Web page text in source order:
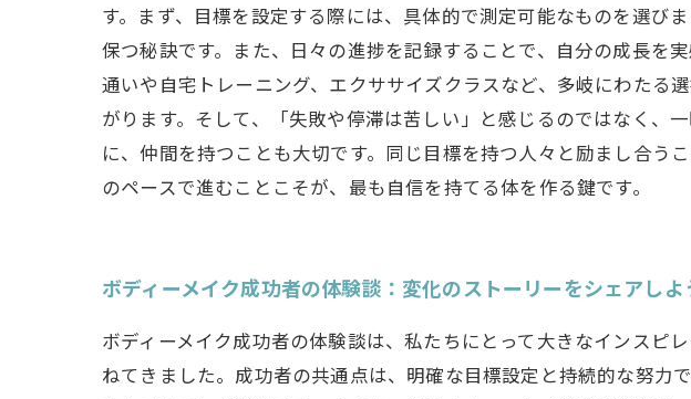
す。まず、目標を設定する際には、具体的で測定可能なものを選び
保つ秘訣です。また、日々の進捗を記録することで、自分の成長を
通いや自宅トレーニング、エクササイズクラスなど、多岐にわたる
がります。そして、「失敗や停滞は苦しい」と感じるのではなく、
に、仲間を持つことも大切です。同じ目標を持つ人々と励まし合う
のペースで進むことこそが、最も自信を持てる体を作る鍵です。
ボディーメイク成功者の体験談：変化のストーリーをシェアしよ
ボディーメイク成功者の体験談は、私たちにとって大きなインスピ
ねてきました。成功者の共通点は、明確な目標設定と持続的な努力